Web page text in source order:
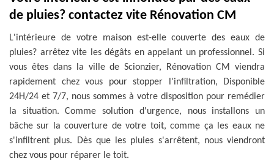
de pluies? contactez vite Rénovation CM
L'intérieure de votre maison est-elle couverte des eaux de
pluies? arrêtez vite les dégâts en appelant un professionnel. Si
vous êtes dans la ville de Scionzier, Rénovation CM viendra
rapidement chez vous pour stopper l'infiltration, Disponible
24H/24 et 7/7, nous sommes à votre disposition pour remédier
la situation. Comme solution d'urgence, nous installons un
bâche sur la couverture de votre toit, comme ça les eaux ne
s'infiltrent plus. Dès que les pluies s'arrêtent, nous viendront
chez vous pour réparer le toit.